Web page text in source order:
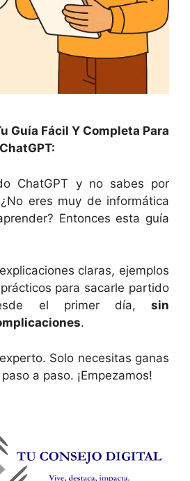
Guía Fácil Y Completa Para
ChatGPT y no sabes por
eres muy de informática
Entonces esta guía
claras, ejemplos
para sacarle partido
el primer día, sin
.
Solo necesitas ganas
a paso. ¡Empezamos!